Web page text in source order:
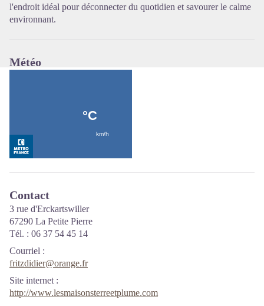
l'endroit idéal pour déconnecter du quotidien et savourer le calme
environnant.
Météo
Contact
3 rue d'Erckartswiller
67290 La Petite Pierre
Tél. : 06 37 54 45 14
Courriel :
fritzdidier@orange.fr
Site internet :
http://www.lesmaisonsterreetplume.com